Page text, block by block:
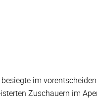
im
Zuschauern im